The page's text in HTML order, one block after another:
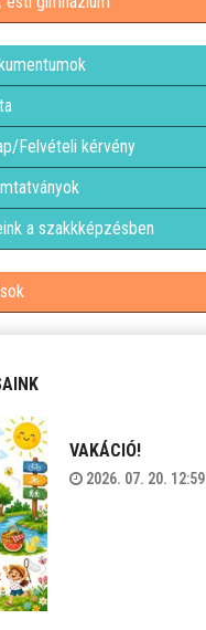
Felvételi kérvény
a szakkképzésben
VAKÁCIÓ!
2026. 07. 20. 12:59